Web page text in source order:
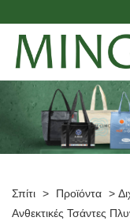
Σπίτι > Προϊόντα >
Ανθεκτικές Τσάντες